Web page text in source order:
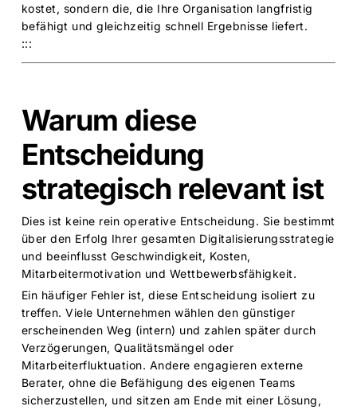
kostet, sondern die, die Ihre Organisation langfristig
befähigt und gleichzeitig schnell Ergebnisse liefert.
:::
Warum diese
Entscheidung
strategisch relevant ist
Dies ist keine rein operative Entscheidung. Sie bestimmt
über den Erfolg Ihrer gesamten Digitalisierungsstrategie
und beeinflusst Geschwindigkeit, Kosten,
Mitarbeitermotivation und Wettbewerbsfähigkeit.
Ein häufiger Fehler ist, diese Entscheidung isoliert zu
treffen. Viele Unternehmen wählen den günstiger
erscheinenden Weg (intern) und zahlen später durch
Verzögerungen, Qualitätsmängel oder
Mitarbeiterfluktuation. Andere engagieren externe
Berater, ohne die Befähigung des eigenen Teams
sicherzustellen, und sitzen am Ende mit einer Lösung,